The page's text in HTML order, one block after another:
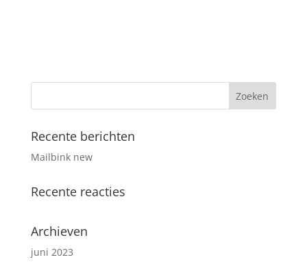
Recente berichten
Mailbink new
Recente reacties
Archieven
juni 2023